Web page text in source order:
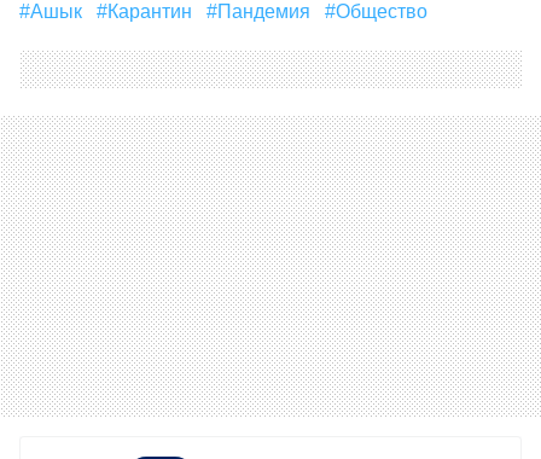
#ашык #Карантин #Пандемия #Общество